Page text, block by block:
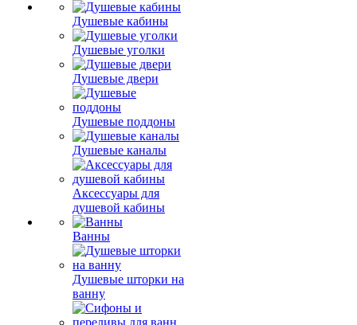
Душевые кабины
Душевые уголки
Душевые двери
Душевые поддоны
Душевые каналы
Аксессуары для
душевой кабины
Ванны
Душевые шторки на
ванну